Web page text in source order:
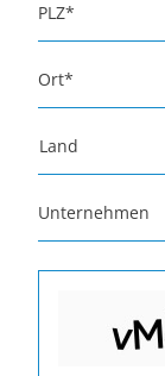
PLZ*
Ort*
Land
Unternehmen